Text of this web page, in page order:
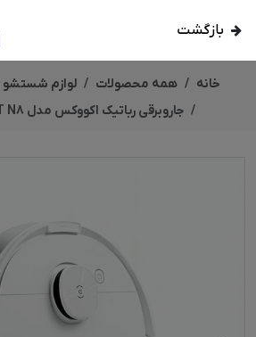
بازگشت
خانه همه محصولات لوازم شستشو
جاروبرقی رباتیک اکووکس مدل ECOVACS DEEBOT N8